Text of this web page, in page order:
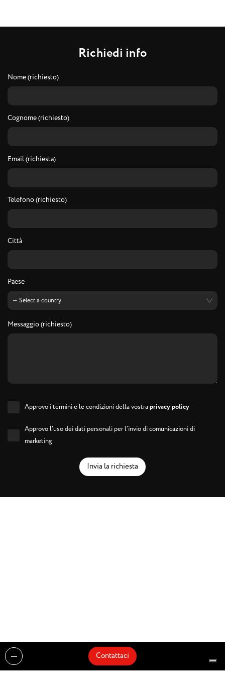
Richiedi info
Nome (richiesto)
Cognome (richiesto)
Email (richiesta)
Telefono (richiesto)
Città
Paese
Messaggio (richiesto)
Approvo i termini e le condizioni della vostraprivacy policy
Approvo l'uso dei dati personali per l'invio di comunicazioni di
marketing
Invia la richiesta
Contattaci